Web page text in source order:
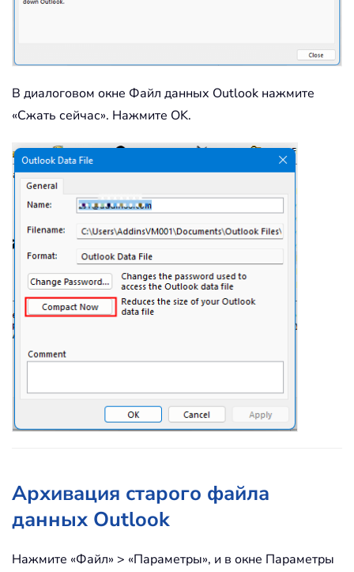
В диалоговом окне Файл данных Outlook нажмите
«Сжать сейчас». Нажмите OK.
Архивация старого файла
данных Outlook
Нажмите «Файл» > «Параметры», и в окне Параметры